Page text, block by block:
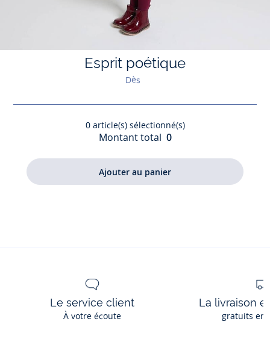
Esprit poétique
Dès
0article(s) sélectionné(s)
Montant total 0
Le service client
À votre écoute
La livraison
gratuits en